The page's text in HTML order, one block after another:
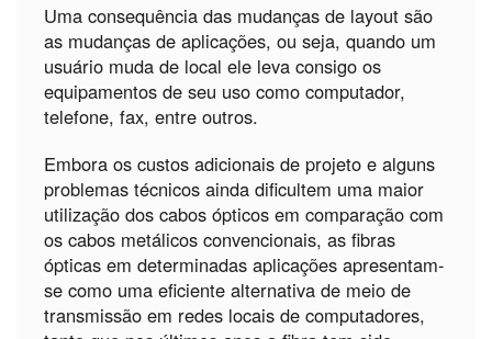
Uma consequência das mudanças de layout são
as mudanças de aplicações, ou seja, quando um
usuário muda de local ele leva consigo os
equipamentos de seu uso como computador,
telefone, fax, entre outros.
Embora os custos adicionais de projeto e alguns
problemas técnicos ainda dificultem uma maior
utilização dos cabos ópticos em comparação com
os cabos metálicos convencionais, as fibras
ópticas em determinadas aplicações apresentam-
se como uma eficiente alternativa de meio de
transmissão em redes locais de computadores,